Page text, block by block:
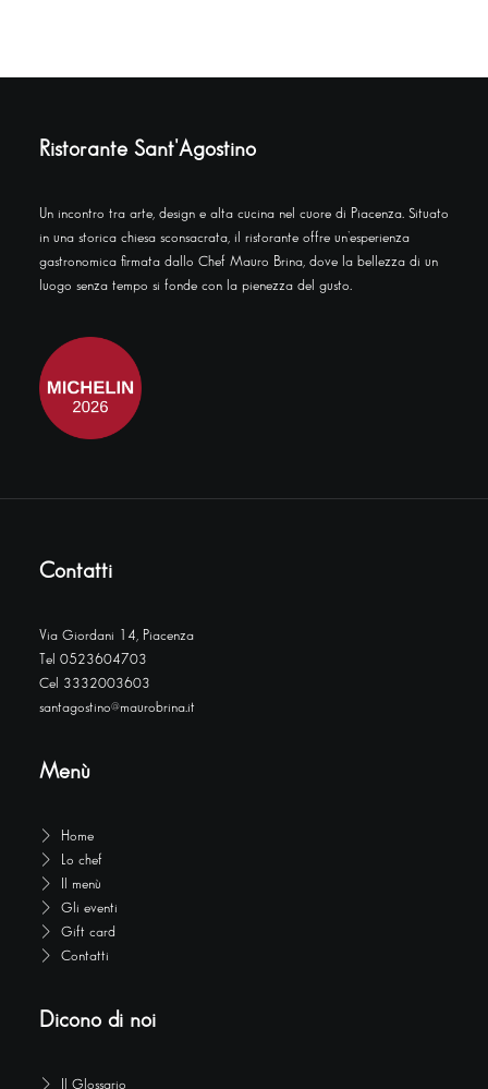
Ristorante Sant'Agostino
Un incontro tra arte, design e alta cucina nel cuore di Piacenza. Situato
in una storica chiesa sconsacrata, il ristorante offre un’esperienza
gastronomica firmata dallo Chef Mauro Brina, dove la bellezza di un
luogo senza tempo si fonde con la pienezza del gusto.
Contatti
Via Giordani 14, Piacenza
Tel 0523604703
Cel 3332003603
santagostino@maurobrina.it
Menù
Home
Lo chef
Il menù
Gli eventi
Gift card
Contatti
Dicono di noi
Il Glossario